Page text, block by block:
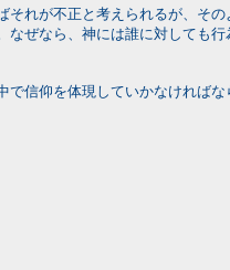
れが不正と考えられるが、そ
ぜなら、神には誰に対しても
信仰を体現していかなければな